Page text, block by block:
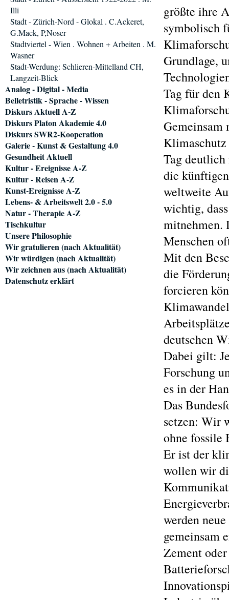
größte ihre
symbolisch
Grundlage,
Tag für den
Gemeinsam
Klimaschutz
Tag
die
weltweite
wichtig,
mitnehmen.
Menschen
Mit den
die
forcieren
deutschen
Dabei gilt:
Forschung
es in der
Das
setzen: Wir
ohne fossile
Er ist der
wollen wir
werden
gemeinsam
Zement
Illi
Stadt - Zürich-Nord - Glokal . C.Ackeret,
G.Mack, P,Noser
Stadtviertel - Wien . Wohnen + Arbeiten . M.
Wasner
Stadt-Werdung: Schlieren-Mittelland CH,
Langzeit-Blick
Analog - Digital - Media
Belletristik - Sprache - Wissen
Diskurs Aktuell A-Z
Diskurs Platon Akademie 4.0
Diskurs SWR2-Kooperation
Galerie - Kunst & Gestaltung 4.0
Gesundheit Aktuell
Kultur - Ereignisse A-Z
Kultur - Reisen A-Z
Kunst-Ereignisse A-Z
Lebens- & Arbeitswelt 2.0 - 5.0
Natur - Therapie A-Z
Tischkultur
Unsere Philosophie
Wir gratulieren (nach Aktualität)
Wir würdigen (nach Aktualität)
Wir zeichnen aus (nach Aktualität)
Datenschutz erklärt